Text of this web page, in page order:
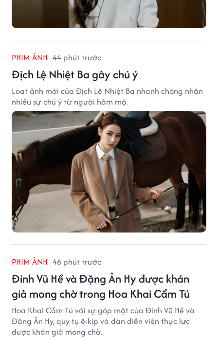
PHIM ẢNH 44 phút trước
Địch Lệ Nhiệt Ba gây chú ý
Loạt ảnh mới của Địch Lệ Nhiệt Ba nhanh chóng nhận
nhiều sự chú ý từ người hâm mộ.
PHIM ẢNH 46 phút trước
Đinh Vũ Hề và Đặng Ân Hy được khán
giả mong chờ trong Hoa Khai Cẩm Tú
Hoa Khai Cẩm Tú với sự góp mặt của Đinh Vũ Hề và
Đặng Ân Hy, quy tụ ê-kíp và dàn diễn viên thực lực
được khán giả mong chờ.